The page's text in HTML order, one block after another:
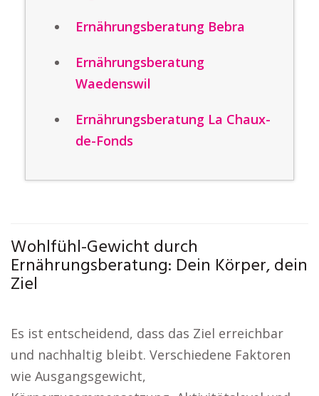
Ernährungsberatung Bebra
Ernährungsberatung
Waedenswil
Ernährungsberatung La Chaux-
de-Fonds
Wohlfühl-Gewicht durch
Ernährungsberatung: Dein Körper, dein
Ziel
Es ist entscheidend, dass das Ziel erreichbar
und nachhaltig bleibt. Verschiedene Faktoren
wie Ausgangsgewicht,